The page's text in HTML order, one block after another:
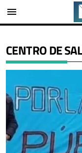
menu
CENTRO DE